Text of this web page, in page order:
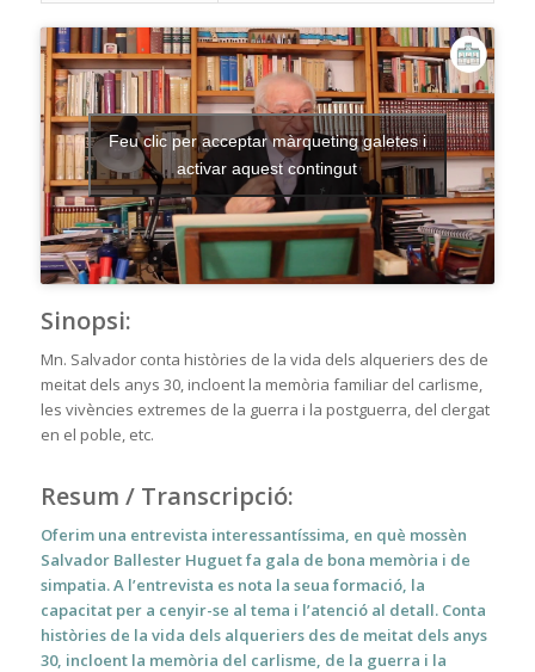
Feu clic per acceptar màrqueting galetes i
activar aquest contingut
Sinopsi:
Mn. Salvador conta històries de la vida dels alqueriers des de
meitat dels anys 30, incloent la memòria familiar del carlisme,
les vivències extremes de la guerra i la postguerra, del clergat
en el poble, etc.
Resum / Transcripció:
Oferim una entrevista interessantíssima, en què mossèn
Salvador Ballester Huguet fa gala de bona memòria i de
simpatia. A l’entrevista es nota la seua formació, la
capacitat per a cenyir-se al tema i l’atenció al detall. Conta
històries de la vida dels alqueriers des de meitat dels anys
30, incloent la memòria del carlisme, de la guerra i la